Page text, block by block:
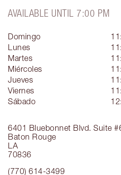
AVAILABLE UNTIL 7:00 PM
6401 Bluebonnet Blvd. Suite
Baton Rouge
LA
70836
(770) 614-3499
Domingo
Lunes
Martes
Miércoles
Jueves
Viernes
Sábado